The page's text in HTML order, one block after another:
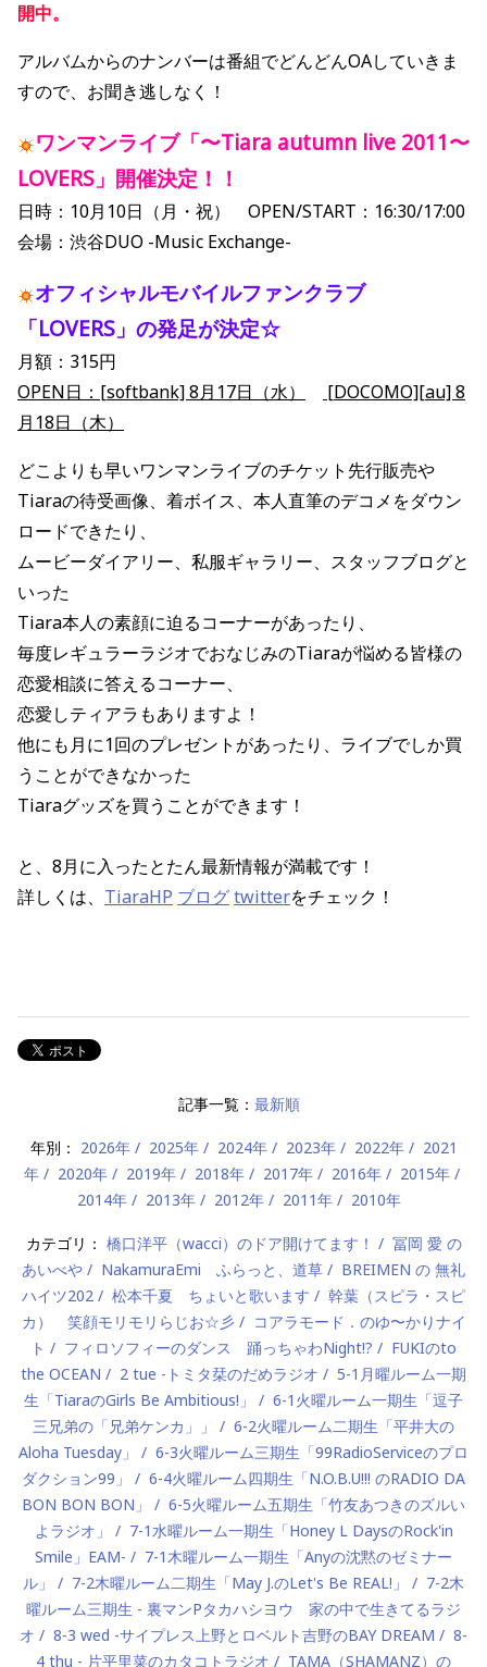
開中。
アルバムからのナンバーは番組でどんどんOAしていきま
すので、お聞き逃しなく！
ワンマンライブ「〜Tiara autumn live 2011〜
LOVERS」開催決定！！
日時：10月10日（月・祝） OPEN/START：16:30/17:00
会場：渋谷DUO -Music Exchange-
オフィシャルモバイルファンクラブ
「LOVERS」の発足が決定☆
月額：315円
OPEN日：[softbank] 8月17日（水）
[DOCOMO][au] 8
月18日（木）
どこよりも早いワンマンライブのチケット先行販売や
Tiaraの待受画像、着ボイス、本人直筆のデコメをダウン
ロードできたり、
ムービーダイアリー、私服ギャラリー、スタッフブログと
いった
Tiara本人の素顔に迫るコーナーがあったり、
毎度レギュラーラジオでおなじみのTiaraが悩める皆様の
恋愛相談に答えるコーナー、
恋愛しティアラもありますよ！
他にも月に1回のプレゼントがあったり、ライブでしか買
うことができなかった
Tiaraグッズを買うことができます！
と、8月に入ったとたん最新情報が満載です！
詳しくは、 TiaraHP ブログtwitterをチェック！
記事一覧： 最新順
年別： 2026年 2025年 2024年 2023年 2022年
2021
年
2020年 2019年 2018年 2017年 2016年
2015年
2014年
2013年 2012年 2011年 2010年
カテゴリ： 橋口洋平（wacci）のドア開けてます！
冨岡 愛 の
あいべや
NakamuraEmi ふらっと、道草
BREIMEN の 無礼
ハイツ202
松本千夏 ちょいと歌います
幹葉（スピラ・スピ
カ） 笑顔モリモリらじお☆彡
コアラモード．のゆ〜かりナイ
ト
フィロソフィーのダンス 踊っちゃわNight!?
FUKIのto
the OCEAN
2 tue -トミタ栞のだめラジオ
5-1月曜ルーム一期
生「TiaraのGirls Be Ambitious!」
6-1火曜ルーム一期生「逗子
三兄弟の「兄弟ケンカ」」
6-2火曜ルーム二期生「平井大の
Aloha Tuesday」
6-3火曜ルーム三期生「99RadioServiceのプロ
ダクション99」
6-4火曜ルーム四期生「N.O.B.U!!! のRADIO DA
BON BON BON」
6-5火曜ルーム五期生「竹友あつきのズルい
よラジオ」
7-1水曜ルーム一期生「Honey L DaysのRock'in
Smile」EAM-
7-1木曜ルーム一期生「Anyの沈黙のゼミナー
ル」
7-2木曜ルーム二期生「May J.のLet's Be REAL!」
7-2木
曜ルーム三期生 - 裏マンPタカハシヨウ 家の中で生きてるラジ
オ
8-3 wed -サイプレス上野とロベルト吉野のBAY DREAM
8-
4 thu - 片平里菜のカタコトラジオ
TAMA（SHAMANZ）の